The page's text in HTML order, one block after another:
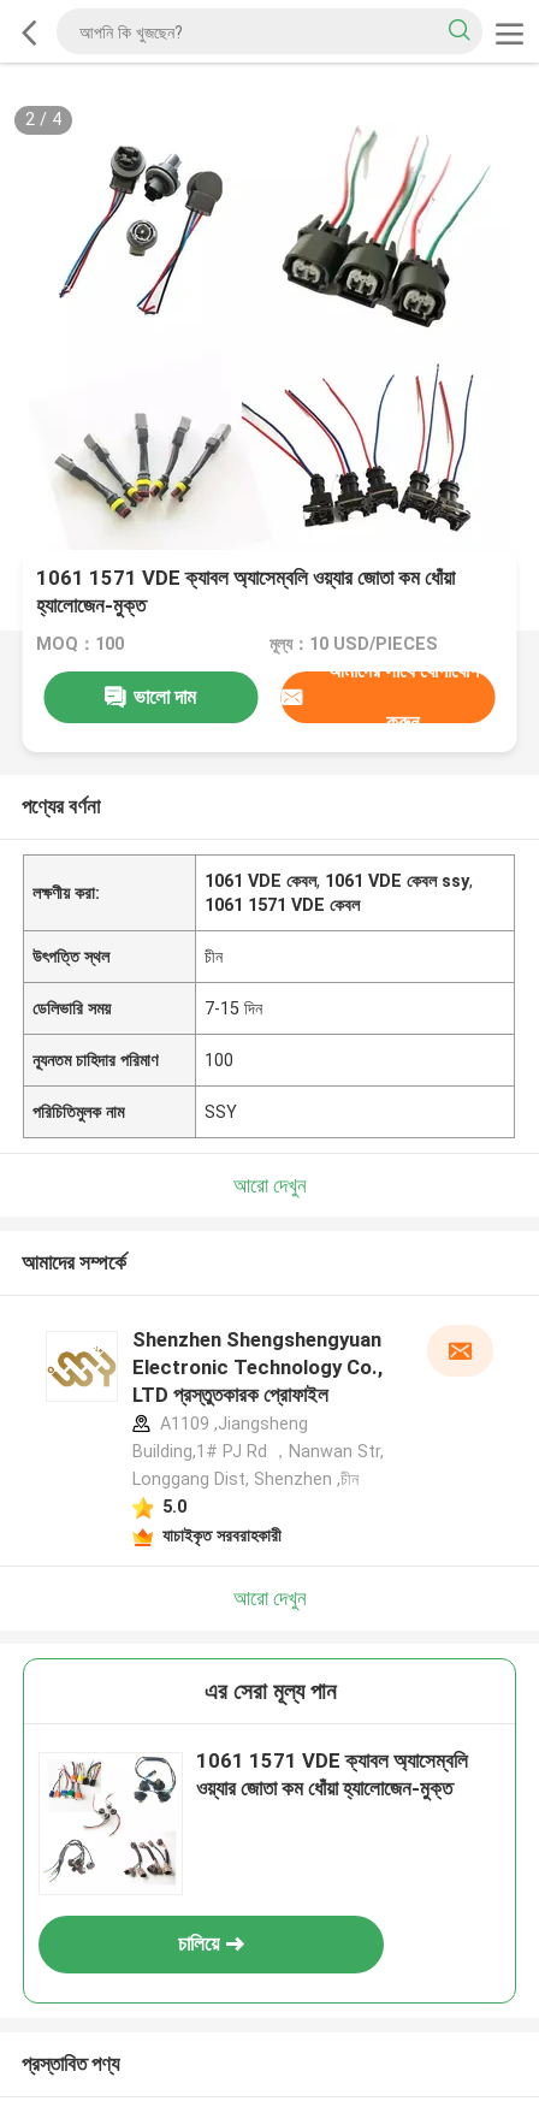
2/ 4
1061 1571 VDE ক্যাবল অ্যাসেম্বলি ওয়্যার জোতা কম ধোঁয়া
হ্যালোজেন-মুক্ত
MOQ：100 মূল্য：10 USD/PIECES
ভালো দাম
আমাদের সাথে যোগাযোগ
করুন
পণ্যের বর্ণনা
লক্ষণীয় করা:
1061 VDE কেবল, 1061 VDE কেবল ssy,
1061 1571 VDE কেবল
উৎপত্তি স্থল চীন
ডেলিভারি সময় 7-15 দিন
ন্যূনতম চাহিদার পরিমাণ 100
পরিচিতিমুলক নাম SSY
আরো দেখুন
আমাদের সম্পর্কে
Shenzhen Shengshengyuan
Electronic Technology Co.,
LTD প্রস্তুতকারক প্রোফাইল
A1109 ,Jiangsheng
Building,1# PJ Rd ，Nanwan Str,
Longgang Dist, Shenzhen ,চীন
5.0
যাচাইকৃত সরবরাহকারী
আরো দেখুন
এর সেরা মূল্য পান
1061 1571 VDE ক্যাবল অ্যাসেম্বলি
ওয়্যার জোতা কম ধোঁয়া হ্যালোজেন-মুক্ত
চালিয়ে
প্রস্তাবিত পণ্য